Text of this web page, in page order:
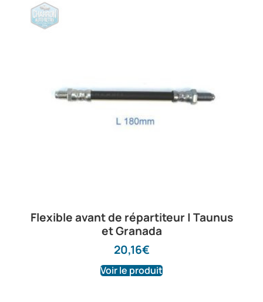
Flexible avant de répartiteur | Taunus
et Granada
20,16€
Voir le produit